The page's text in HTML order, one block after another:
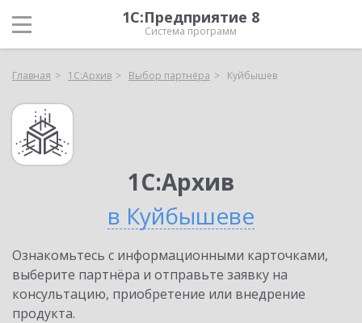
1С:Предприятие 8
Система программ
Главная 1С:Архив Выбор партнёра Куйбышев
1С:Архив
в Куйбышеве
Ознакомьтесь с информационными карточками,
выберите партнёра и отправьте заявку на
консультацию, приобретение или внедрение
продукта.